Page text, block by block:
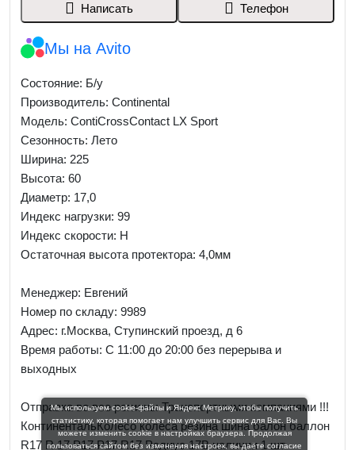
Написать Телефон
Мы на Avito
Состояние: Б/у
Производитель: Continental
Модель: ContiCrossContact LX Sport
Сезонность: Лето
Ширина: 225
Высота: 60
Диаметр: 17,0
Индекс нагрузки: 99
Индекс скорости: H
Остаточная высота протектора: 4,0мм
Менеджер: Евгений
Номер по складу: 9989
Адрес: г.Москва, Ступинский проезд, д 6
Время работы: С 11:00 до 20:00 без перерыва и
выходных
Отправка во все регионы Транспортными компаниями !!!
КонтинентальКолесо колёса резина шина балон баллон
R17 R 17 Р17 Р17 R17 Радиус 17В наличии 1 шт
Мы используем cookie-файлы и Яндекс Метрику, чтобы получить
статистику, которая помогает нам улучшить сервис для Вас. Вы
можете изменить cookie в настройках браузера. Продолжая
пользоваться сайтом без изменения настроек, вы даёте согласие